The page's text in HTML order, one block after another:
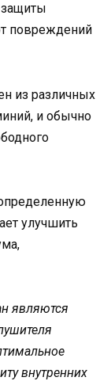
защиты
повреждений
из различных
и обычно
улучшить
являются
внутренних